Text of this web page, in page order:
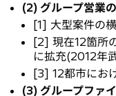
(2) グループ営業
[1] 大型案件の
[2] 現在12箇所
に拡充(2012年
[3] 12都市にお
(3) グループファ